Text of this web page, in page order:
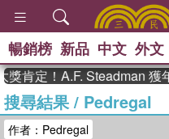
暢銷榜 新品 中文 外文
肯定！A.F. Steadman 獲
搜尋結果/ Pedregal
作者：Pedregal